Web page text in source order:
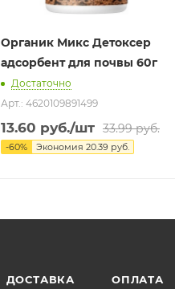
Органик Микс Детоксер
адсорбент для почвы 60г
Достаточно
Арт.: 4620109891499
13.60 руб./шт 33.99руб.
-60% Экономия 20.39 руб.
ДОСТАВКА ОПЛАТА